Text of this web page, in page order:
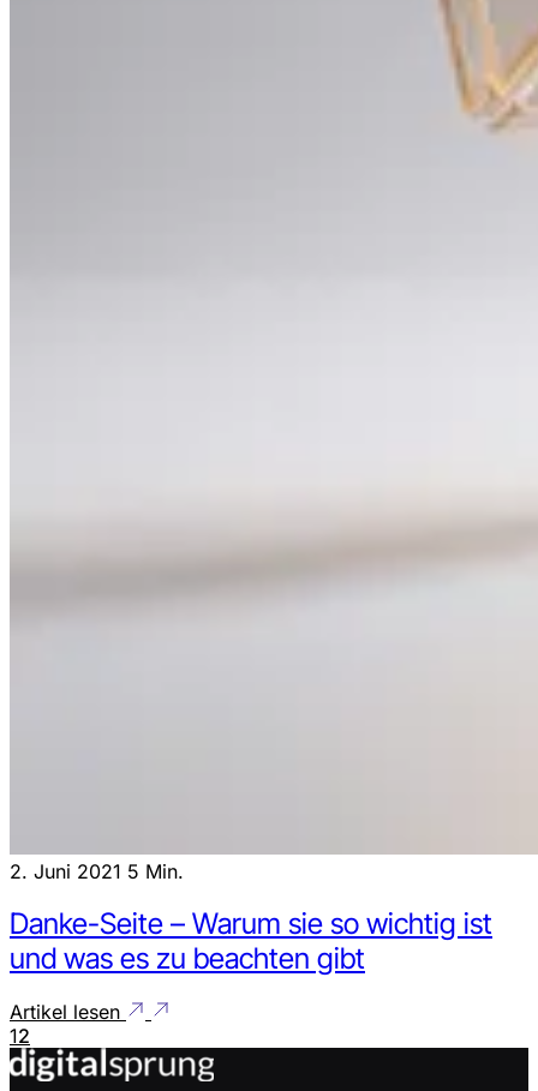
2. Juni 2021 5 Min.
Danke-Seite – Warum sie so wichtig ist
und was es zu beachten gibt
Artikel lesen
12